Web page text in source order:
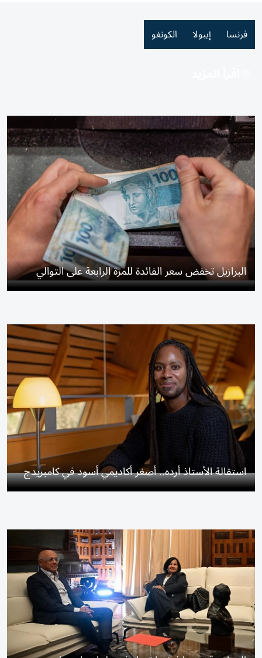
فرنسا إيبولا الكونغو
البرازيل تخفض سعر الفائدة للمرة الرابعة على التوالي
استقالة الأستاذ أرده.. أصغر أكاديمي أسود في كامبريدج